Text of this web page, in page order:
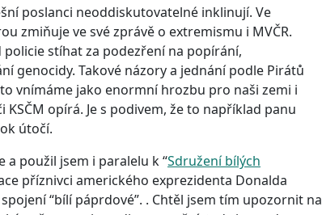
poslanci neoddiskutovatelné inklinují. Ve
zmiňuje ve své zprávě o extremismu i MVČR.
stíhat za podezření na popírání,
genocidy. Takové názory a jednání podle Pirátů
vnímáme jako enormní hrozbu pro naši zemi i
KSČM opírá. Je s podivem, že to například panu
útočí.
a použil jsem i paralelu k “Sdružení bílých
příznivci amerického exprezidenta Donalda
“bílí páprdové”. . Chtěl jsem tím upozornit na